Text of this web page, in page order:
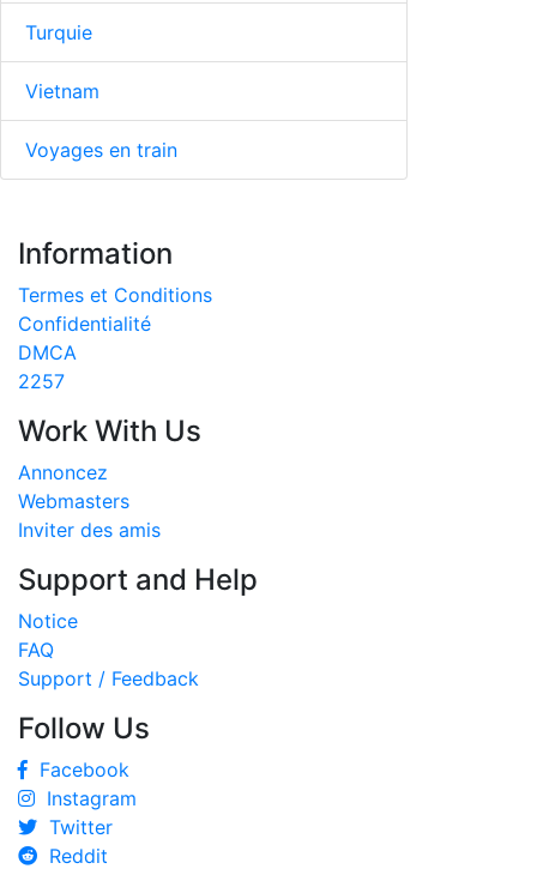
Turquie
Vietnam
Voyages en train
Information
Termes et Conditions
Confidentialité
DMCA
2257
Work With Us
Annoncez
Webmasters
Inviter des amis
Support and Help
Notice
FAQ
Support / Feedback
Follow Us
Facebook
Instagram
Twitter
Reddit